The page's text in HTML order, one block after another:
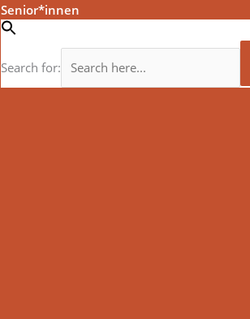
Senior*innen
Search for: